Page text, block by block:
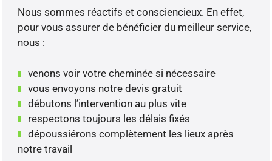
Nous sommes réactifs et consciencieux. En effet,
pour vous assurer de bénéficier du meilleur service,
nous :
venons voir votre cheminée si nécessaire
vous envoyons notre devis gratuit
débutons l’intervention au plus vite
respectons toujours les délais fixés
dépoussiérons complètement les lieux après
notre travail